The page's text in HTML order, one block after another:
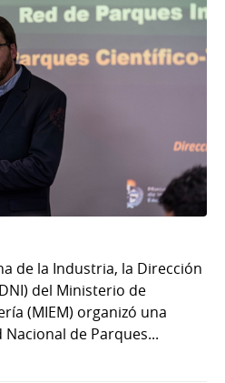
de la Industria, la Dirección
del Ministerio de
(MIEM) organizó una
de Parques...